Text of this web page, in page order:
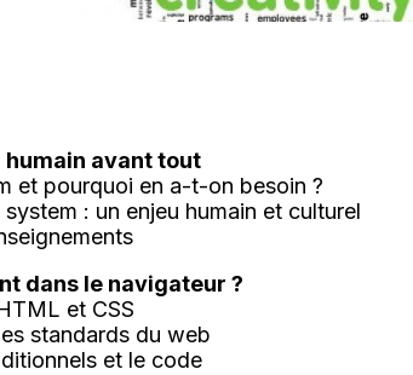
humain avant tout
et pourquoi en a-t-on besoin ?
: un enjeu humain et culturel
dans le navigateur ?
et CSS
standards du web
et le code